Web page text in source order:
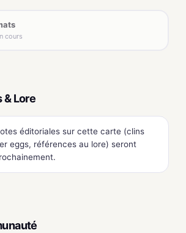
cours
Lore
éditoriales sur cette carte (clins
eggs, références au lore) seront